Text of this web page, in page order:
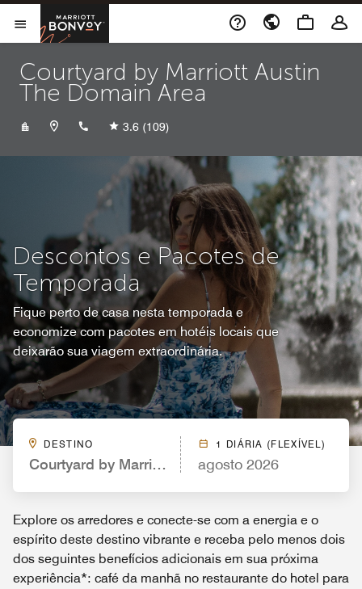
Skip to Content
Abrir menu
Marriott Bonvoy
Courtyard by Marriott Austin
The Domain Area
+15125028100
3.6 (109)
Descontos e Pacotes de
Temporada
Fique perto de casa nesta temporada e
economize com pacotes em hotéis locais que
deixarão sua viagem extraordinária.
DESTINO
Courtyard by Marriott Austin The Domain Area
1 DIÁRIA (FLEXÍVEL)
agosto 2026
Explore os arredores e conecte-se com a energia e o
espírito deste destino vibrante e receba pelo menos dois
dos seguintes benefícios adicionais em sua próxima
experiência*: café da manhã no restaurante do hotel para